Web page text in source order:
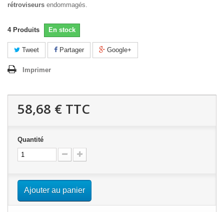
rétroviseurs endommagés.
4 Produits En stock
Tweet Partager Google+
Imprimer
58,68 € TTC
Quantité
Ajouter au panier